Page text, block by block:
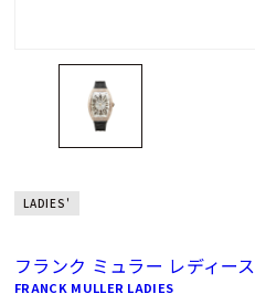
LADIES'
フランク ミュラー レディース
FRANCK MULLER LADIES